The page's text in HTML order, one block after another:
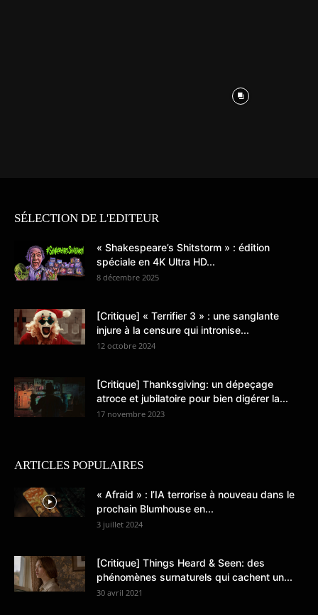
SÉLECTION DE L'EDITEUR
« Shakespeare’s Shitstorm » : édition
spéciale en 4K Ultra HD...
8 décembre 2025
[Critique] « Terrifier 3 » : une sanglante
injure à la censure qui intronise...
12 octobre 2024
[Critique] Thanksgiving: un dépeçage
atroce et jubilatoire pour bien digérer la...
17 novembre 2023
ARTICLES POPULAIRES
« Afraid » : l’IA terrorise à nouveau dans le
prochain Blumhouse en...
3 juillet 2024
[Critique] Things Heard & Seen: des
phénomènes surnaturels qui cachent un...
30 avril 2021